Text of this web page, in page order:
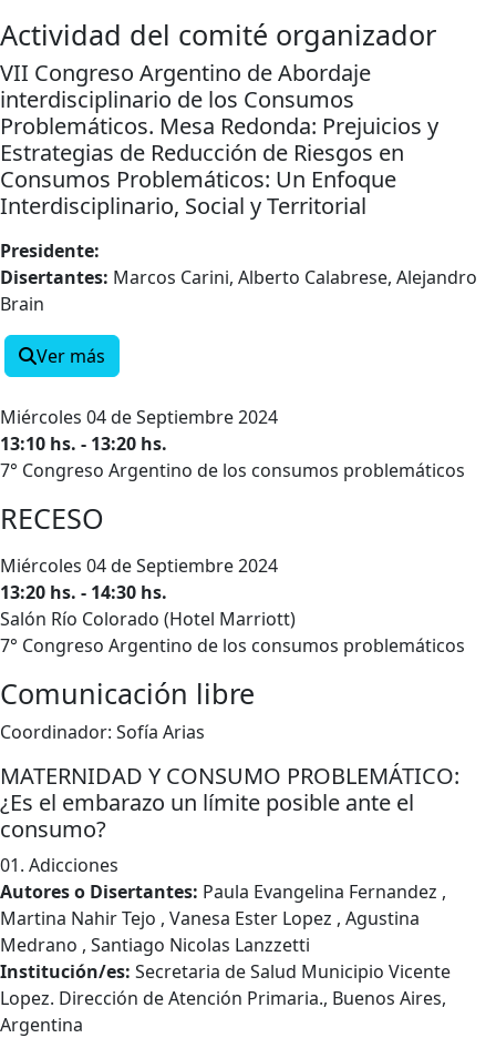
Actividad del comité organizador
VII Congreso Argentino de Abordaje
interdisciplinario de los Consumos
Problemáticos. Mesa Redonda: Prejuicios y
Estrategias de Reducción de Riesgos en
Consumos Problemáticos: Un Enfoque
Interdisciplinario, Social y Territorial
Presidente:
Disertantes: Marcos Carini, Alberto Calabrese, Alejandro
Brain
Ver más
Miércoles 04 de Septiembre 2024
13:10 hs. - 13:20 hs.
7° Congreso Argentino de los consumos problemáticos
RECESO
Miércoles 04 de Septiembre 2024
13:20 hs. - 14:30 hs.
Salón Río Colorado (Hotel Marriott)
7° Congreso Argentino de los consumos problemáticos
Comunicación libre
Coordinador: Sofía Arias
MATERNIDAD Y CONSUMO PROBLEMÁTICO:
¿Es el embarazo un límite posible ante el
consumo?
01. Adicciones
Autores o Disertantes: Paula Evangelina Fernandez ,
Martina Nahir Tejo , Vanesa Ester Lopez , Agustina
Medrano , Santiago Nicolas Lanzzetti
Institución/es: Secretaria de Salud Municipio Vicente
Lopez. Dirección de Atención Primaria., Buenos Aires,
Argentina